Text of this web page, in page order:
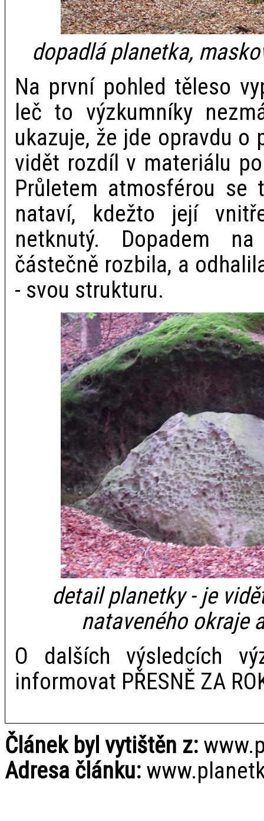
dopadlá planetka,
Na první pohled těleso
leč to výzkumníky
ukazuje, že jde opravdu o
vidět rozdíl v materiálu
Průletem atmosférou se
nataví, kdežto její
netknutý. Dopadem
částečně rozbila, a
- svou strukturu.
detail planetky - je
nataveného okraje
O dalších výsledcích
informovat PŘESNĚ ZA
Článek byl vytištěn z:
Adresa článku: